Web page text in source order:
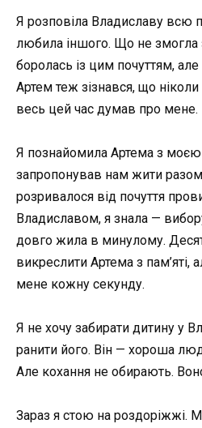
Я розповіла Владиславу всю
любила іншого. Що не змогла
боролась із цим почуттям,
Артем теж зізнався, що
весь цей час думав про мене.
Я познайомила Артема з
запропонував нам жити
розривалося від почуття
Владиславом, я знала —
довго жила в минулому.
викреслити Артема з пам’яті,
мене кожну секунду.
Я не хочу забирати дитину у
ранити його. Він — хороша
Але кохання не обирають.
Зараз я стою на роздоріжжі.